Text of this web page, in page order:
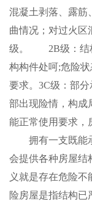
混凝土剥落、露筋
曲情况；对过火区
级。 2B级：结构
构构件处呵;危险
要求。3C级：部
部出现险情，构成
能正常使用要求，
拥有一支既能承
会提供各种房屋结
义就是存在危险
险房屋是指结构已